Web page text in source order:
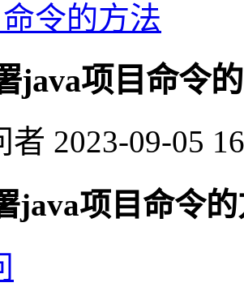
令的方法
java项目命令
者 2023-09-05
java项目命令